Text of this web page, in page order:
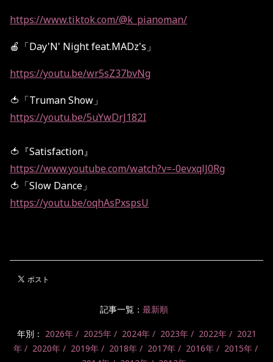
https://www.tiktok.com/@k_pianoman/
🍎「Day'N' Night feat.MADz's」
https://youtu.be/wr5sZ37bvNg
🍅「Truman Show」
https://youtu.be/5uYwDrJ182I
🍅『Satisfaction』
https://www.youtube.com/watch?v=-0evxqlJ0Rg
🍅「Slow Dance」
https://youtu.be/oqhAsPxspsU
記事一覧： 最新順
年別： 2026年 2025年 2024年 2023年 2022年
2021
年
2020年 2019年 2018年 2017年 2016年
2015年